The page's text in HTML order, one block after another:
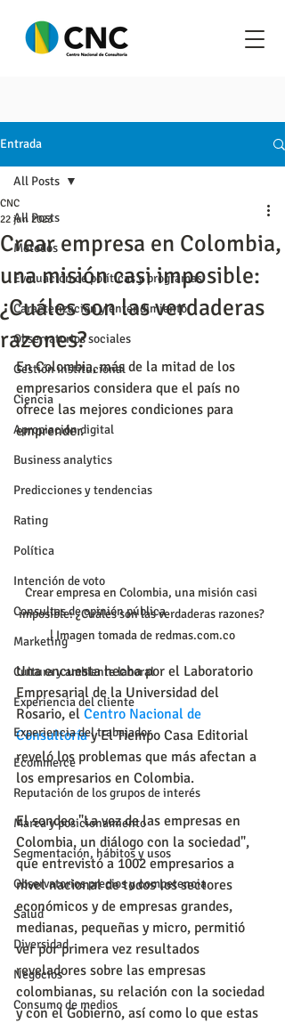
Entrada
All Posts
Metodos
Evaluación de políticas y programas
Caracterización y entendimiento
Observatorios sociales
Gestión institucional
Ciencia
Apropiación digital
Business analytics
Predicciones y tendencias
Rating
Política
Intención de voto
Consultas de opinión pública
Marketing
Cultura y ambiente laboral
Experiencia del cliente
Experiencia del trabajador
Ecommerce
Reputación de los grupos de interés
Marca y posicionamiento
Segmentación, hábitos y usos
Observatorios precios y competencia
Salud
Diversidad
Negocios
Consumo de medios
All Posts
Crear empresa en Colombia,
una misión casi imposible:
¿Cuáles son las verdaderas
razones?
CNC
22 jun 2023
En Colombia, más de la mitad de los
empresarios considera que el país no
ofrece las mejores condiciones para
emprender.
Crear empresa en Colombia, una misión casi
imposible: ¿Cuáles son las verdaderas razones?
| Imagen tomada de redmas.com.co
Una encuesta hecha por el Laboratorio
Empresarial de la Universidad del
Rosario, el Centro Nacional de
Consultoría y El Tiempo Casa Editorial
reveló los problemas que más afectan a
los empresarios en Colombia.
El sondeo "La voz de las empresas en
Colombia, un diálogo con la sociedad",
que entrevistó a 1002 empresarios a
nivel nacional de todos los sectores
económicos y de empresas grandes,
medianas, pequeñas y micro, permitió
ver por primera vez resultados
reveladores sobre las empresas
colombianas, su relación con la sociedad
y con el Gobierno, así como lo que estas